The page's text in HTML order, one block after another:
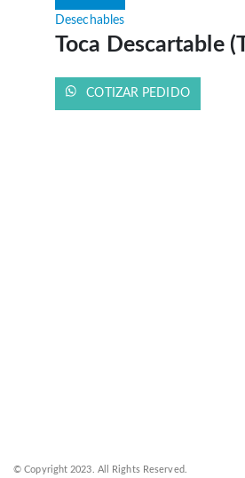
Desechables
Toca Descartable
COTIZAR PEDIDO
© Copyright 2023. All Rights Reserved.